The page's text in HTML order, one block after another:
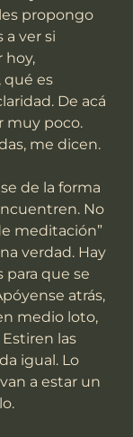
propongo
ver si
hoy,
, qué es
De acá
muy poco.
me dicen.
de la forma
No
meditación”
verdad. Hay
que se
atrás,
medio loto,
las
igual. Lo
a estar un